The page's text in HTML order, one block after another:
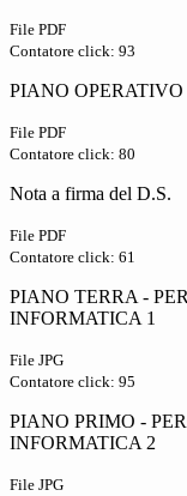
File PDF
Contatore click: 93
PIANO OPERATIVO
File PDF
Contatore click: 80
Nota a firma del D.S.
File PDF
Contatore click: 61
PIANO TERRA -
INFORMATICA 1
File JPG
Contatore click: 95
PIANO PRIMO -
INFORMATICA 2
File JPG